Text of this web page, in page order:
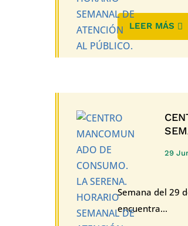
LEER MÁS
29
Semana del 29
encuentra...